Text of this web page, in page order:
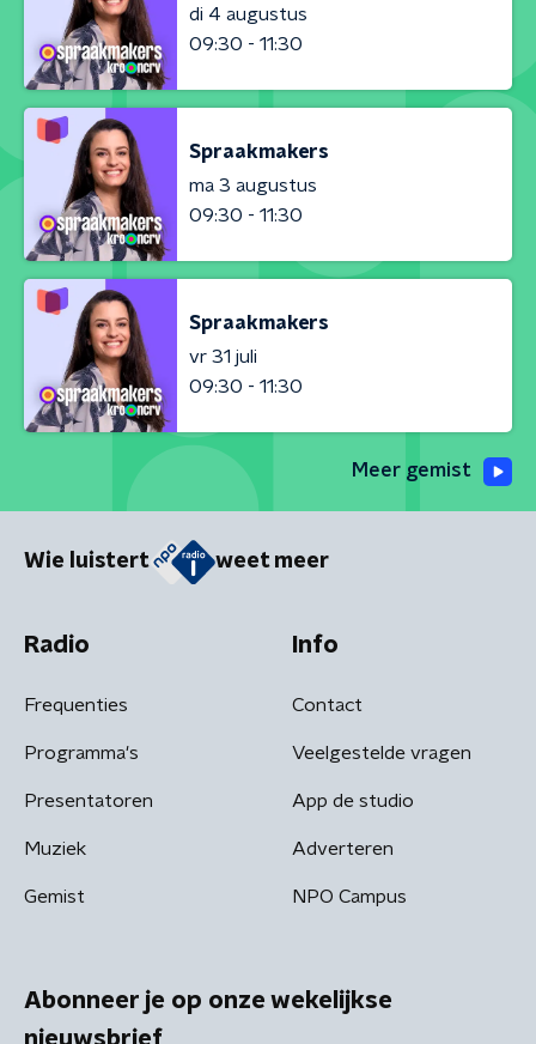
di 4 augustus
09:30 - 11:30
Spraakmakers
ma 3 augustus
09:30 - 11:30
Spraakmakers
vr 31 juli
09:30 - 11:30
Meer gemist
Wie luistert weet meer
Radio
Frequenties
Programma's
Presentatoren
Muziek
Gemist
Info
Contact
Veelgestelde vragen
App de studio
Adverteren
NPO Campus
Abonneer je op onze wekelijkse
nieuwsbrief